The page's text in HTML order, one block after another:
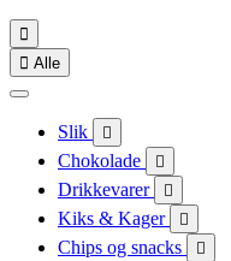

 Alle
Slik 
Chokolade 
Drikkevarer 
Kiks & Kager 
Chips og snacks 